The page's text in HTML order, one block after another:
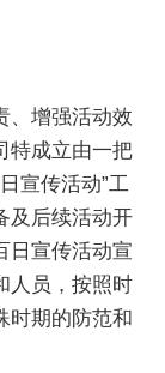
、增强活动效
特成立由一把
宣传活动”工
及后续活动开
日宣传活动宣
人员，按照时
时期的防范和